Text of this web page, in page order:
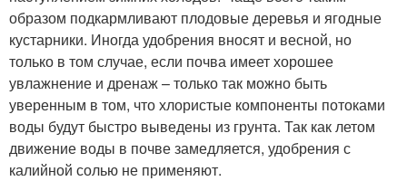
образом подкармливают плодовые деревья и ягодные
кустарники. Иногда удобрения вносят и весной, но
только в том случае, если почва имеет хорошее
увлажнение и дренаж – только так можно быть
уверенным в том, что хлористые компоненты потоками
воды будут быстро выведены из грунта. Так как летом
движение воды в почве замедляется, удобрения с
калийной солью не применяют.